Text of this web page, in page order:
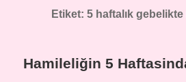
Etiket: 5 haftalık gebelikte
Hamileliğin 5